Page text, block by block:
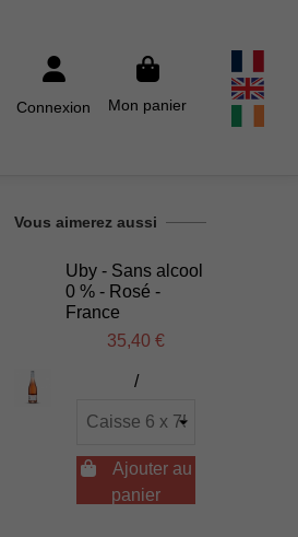
Connexion Mon panier
Vous aimerez aussi
Uby - Sans alcool
0 % - Rosé -
France
35,40 €
/
Ajouter au
panier